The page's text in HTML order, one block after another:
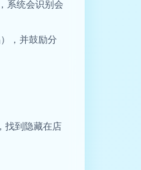
系统会识别会
，并鼓励分
找到隐藏在店